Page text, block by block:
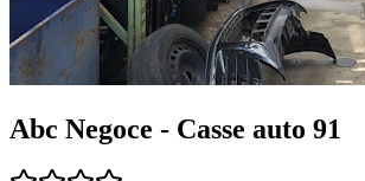
Abc Negoce - Casse auto 91